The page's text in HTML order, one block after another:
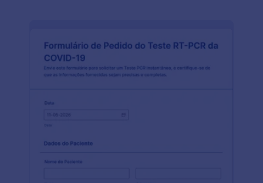
sem a necessidade de conhecimentos de
programação. Use este modelo como base e crie
agora mesmo seu próprio questionário de triagem